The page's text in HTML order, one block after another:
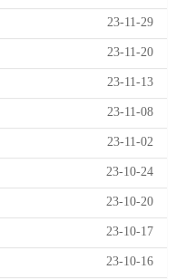
23-11-29
23-11-20
23-11-13
23-11-08
23-11-02
23-10-24
23-10-20
23-10-17
23-10-16